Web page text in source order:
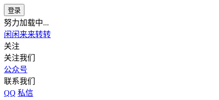
登录
努力加载中...
闲闲来来转转
关注
关注我们
公众号
联系我们
QQ 私信